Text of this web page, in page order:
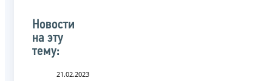
Новости
на эту
тему:
21.02.2023